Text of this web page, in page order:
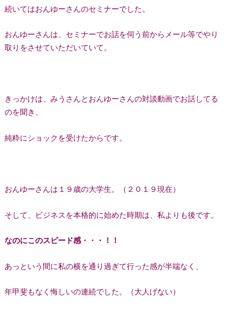
続いてはおんゆーさんのセミナーでした。
おんゆーさんは、セミナーでお話を伺う前からメール等でやり
取りをさせていただいていて。
きっかけは、みうさんとおんゆーさんの対談動画でお話してる
のを聞き、
純粋にショックを受けたからです。
おんゆーさんは１９歳の大学生。（２０１９現在）
そして、ビジネスを本格的に始めた時期は、私よりも後です。
なのにこのスピード感・・・！！
あっという間に私の横を通り過ぎて行った感が半端なく、
年甲斐もなく悔しいの連続でした。（大人げない）